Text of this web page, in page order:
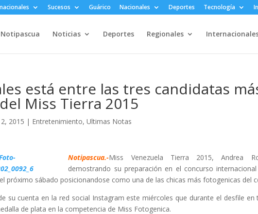
Sucesos Guárico Nacionales Deportes Tecnología
Notipascua Noticias Deportes Regionales
está entre las tres candidatas
Miss Tierra 2015
2015 | Entretenimiento,Ultimas Notas
Notipascua.-Miss Venezuela Tierra 2015, Andrea
demostrando su preparación en el concurso
próximo sábado posicionandose como una de las chicas más fotogenicas del
su cuenta en la red social Instagram este miércoles que durante el desfile en
de plata en la competencia de Miss Fotogenica.